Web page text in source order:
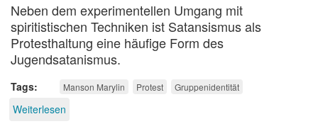
Neben dem experimentellen Umgang mit
spiritistischen Techniken ist Satansismus als
Protesthaltung eine häufige Form des
Jugendsatanismus.
Tags Manson Marylin Protest Gruppenidentität
Weiterlesen